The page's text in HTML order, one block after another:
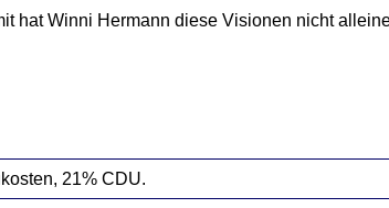
hat Winni Hermann diese Visionen nicht
21% CDU.